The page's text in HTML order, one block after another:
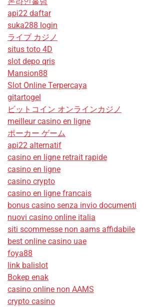
api22 daftar
suka288 login
ライブ カジノ
situs toto 4D
slot depo qris
Mansion88
Slot Online Terpercaya
gitartogel
ビットコイン オンラインカジノ
meilleur casino en ligne
ポーカー ゲーム
api22 alternatif
casino en ligne retrait rapide
casino en ligne
casino crypto
casino en ligne francais
bonus casino senza invio documenti
nuovi casino online italia
siti scommesse non aams affidabile
best online casino uae
foya88
link balislot
Bokep enak
casino online non AAMS
crypto casino